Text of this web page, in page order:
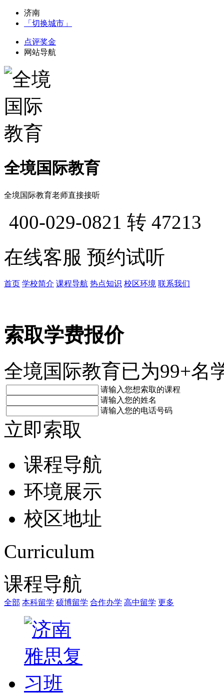
济南
「切换城市」
点评奖金
网站导航
全境国际教育
全境国际教育老师直接接听
400-029-0821 转 47213
在线客服 预约试听
首页 学校简介 课程导航 热点知识 校区环境 联系我们
索取学费报价
全境国际教育已为99+名
请输入您想索取的课程
请输入您的姓名
请输入您的电话号码
立即索取
课程导航
环境展示
校区地址
Curriculum
课程导航
全部 本科留学 硕博留学 合作办学 高中留学 更多